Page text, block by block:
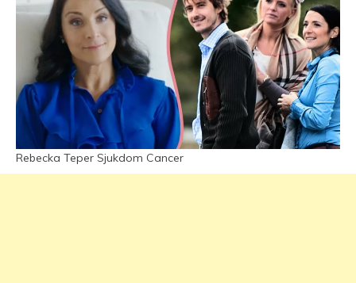
Rebecka Teper Sjukdom Cancer